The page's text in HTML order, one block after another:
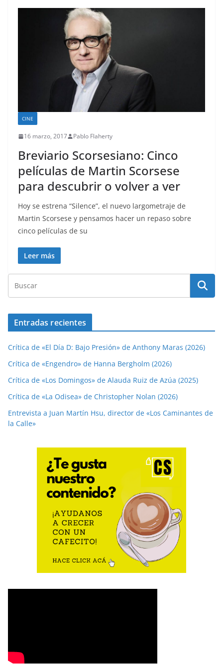
CINE
16 marzo, 2017 Pablo Flaherty
Breviario Scorsesiano: Cinco
películas de Martin Scorsese
para descubrir o volver a ver
Hoy se estrena “Silence”, el nuevo largometraje de
Martin Scorsese y pensamos hacer un repaso sobre
cinco películas de su
Leer más
Entradas recientes
Crítica de «El Día D: Bajo Presión» de Anthony Maras (2026)
Crítica de «Engendro» de Hanna Bergholm (2026)
Crítica de «Los Domingos» de Alauda Ruiz de Azúa (2025)
Crítica de «La Odisea» de Christopher Nolan (2026)
Entrevista a Juan Martín Hsu, director de «Los Caminantes de
la Calle»